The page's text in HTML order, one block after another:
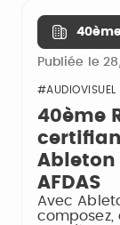
Publiée le
#AUDIOVISUEL
40ème
Ableton
AFDAS
Avec
composez,